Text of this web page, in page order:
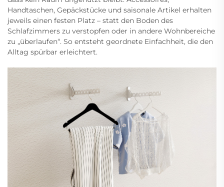
Handtaschen, Gepäckstücke und saisonale Artikel erhalten
jeweils einen festen Platz – statt den Boden des
Schlafzimmers zu verstopfen oder in andere Wohnbereiche
zu „überlaufen“. So entsteht geordnete Einfachheit, die den
Alltag spürbar erleichtert.